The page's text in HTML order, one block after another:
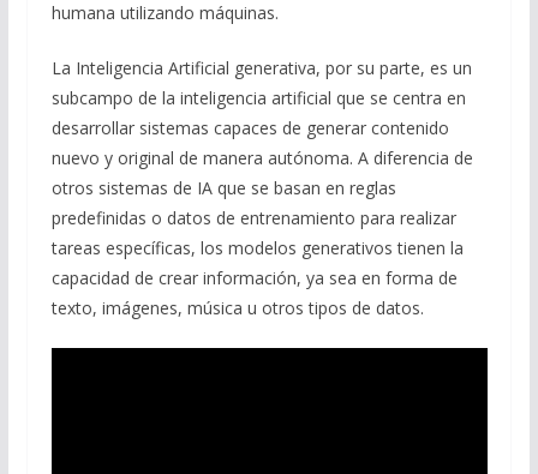
humana utilizando máquinas.
La Inteligencia Artificial generativa, por su parte, es un
subcampo de la inteligencia artificial que se centra en
desarrollar sistemas capaces de generar contenido
nuevo y original de manera autónoma. A diferencia de
otros sistemas de IA que se basan en reglas
predefinidas o datos de entrenamiento para realizar
tareas específicas, los modelos generativos tienen la
capacidad de crear información, ya sea en forma de
texto, imágenes, música u otros tipos de datos.